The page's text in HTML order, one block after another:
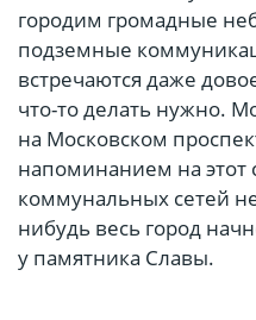
городим громадные
подземные
встречаются даже
что-то делать нужно.
на Московском
напоминанием на этот
коммунальных сетей
нибудь весь город
у памятника Славы.